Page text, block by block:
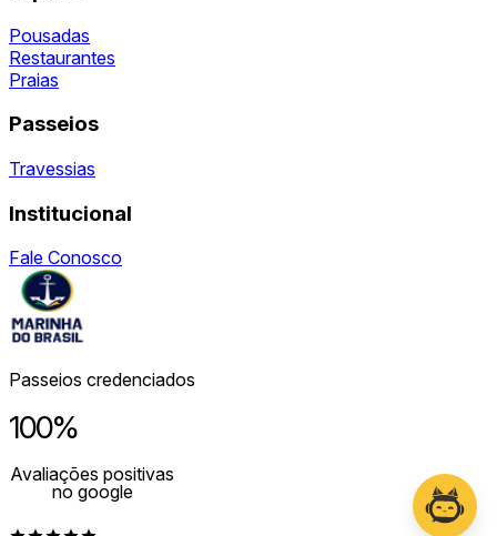
Pousadas
Restaurantes
Praias
Passeios
Travessias
Institucional
Fale Conosco
Passeios credenciados
100%
Avaliações positivas
no google